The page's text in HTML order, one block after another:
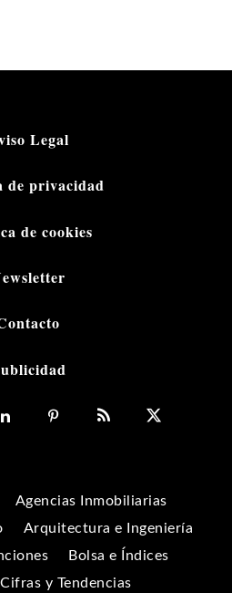
Legal
de privacidad
de cookies
Agencias Inmobiliarias
Arquitectura e Ingeniería
Bolsa e Índices
Cifras y Tendencias